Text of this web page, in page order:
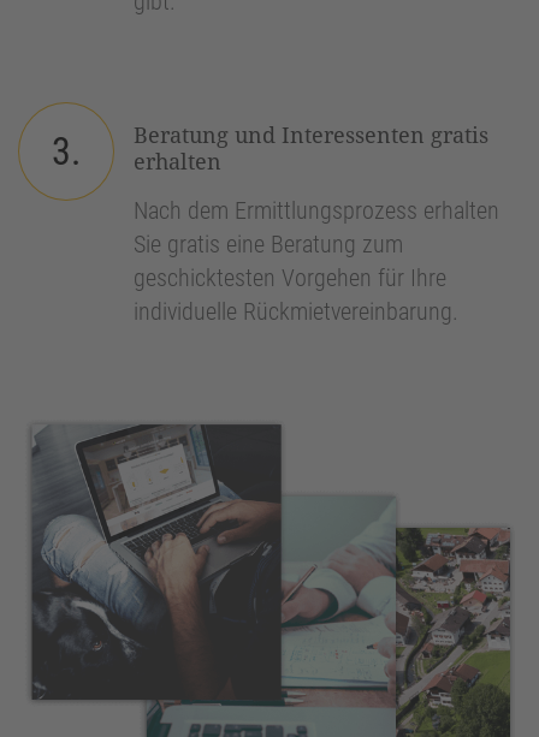
3.
Beratung und Interessenten gratis
erhalten
Nach dem Ermittlungsprozess erhalten
Sie gratis eine Beratung zum
geschicktesten Vorgehen für Ihre
individuelle Rückmietvereinbarung.